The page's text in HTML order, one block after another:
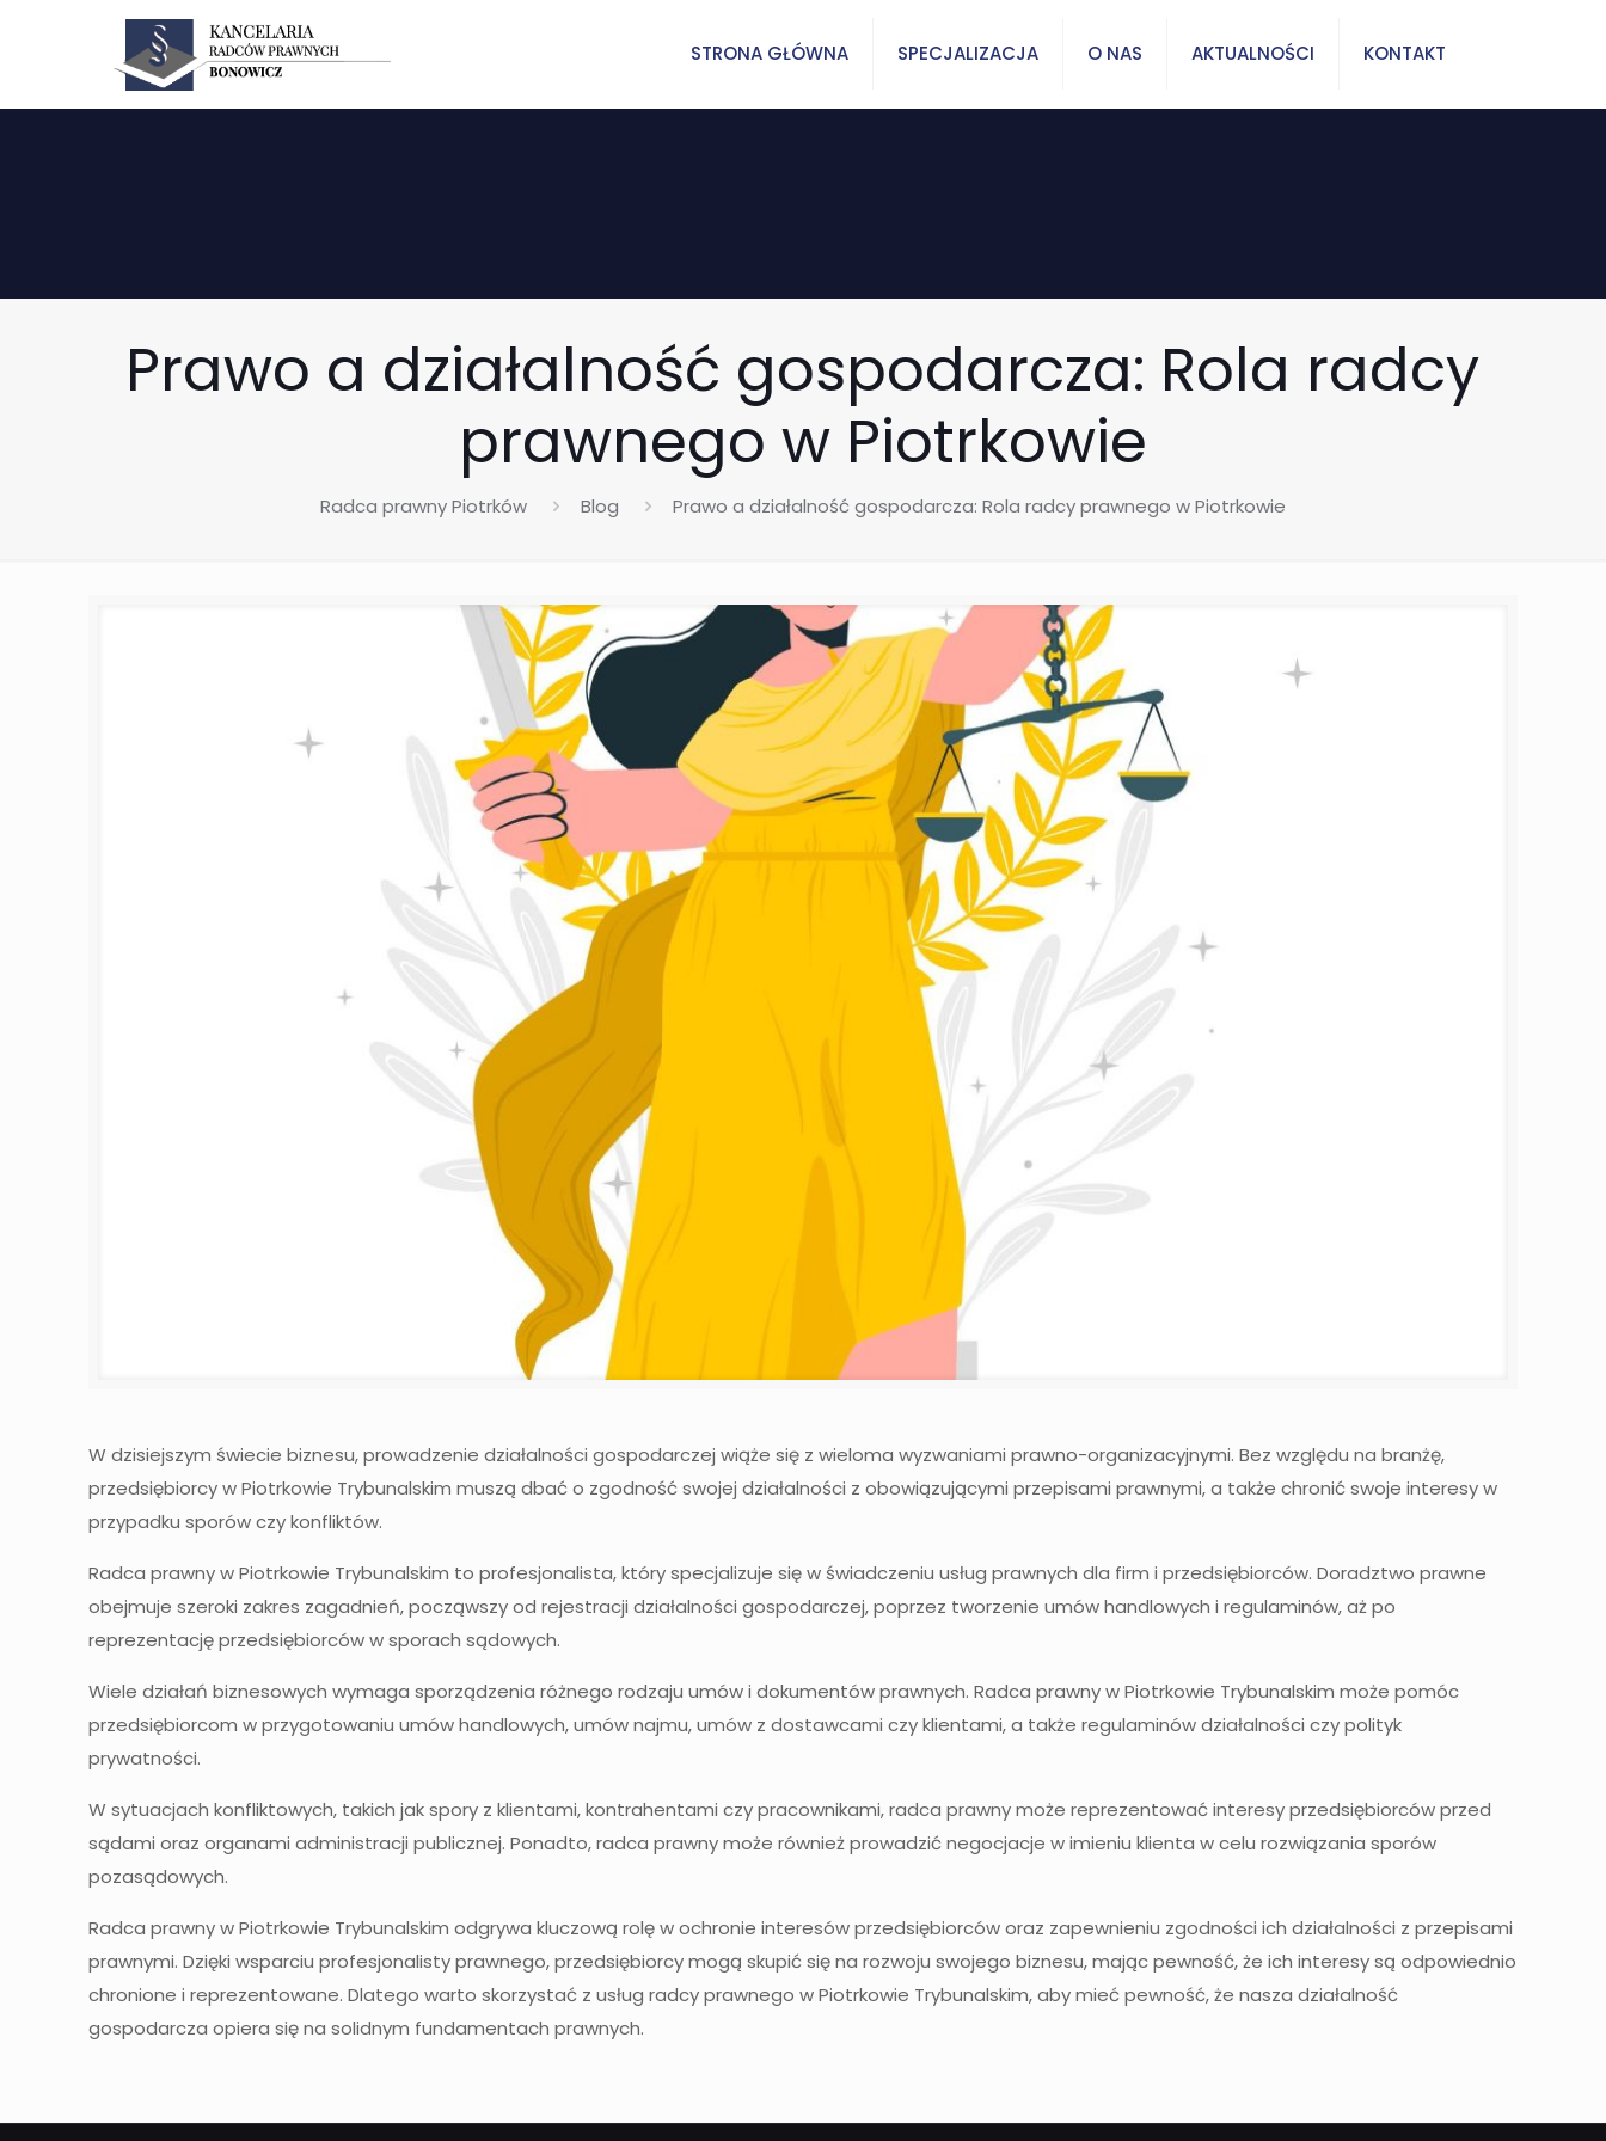
STRONA GŁÓWNA SPECJALIZACJA O NAS AKTUALNOŚCI KONTAKT
Prawo a działalność gospodarcza: Rola radcy
prawnego w Piotrkowie
Radca prawny Piotrków Blog Prawo a działalność gospodarcza: Rola radcy prawnego w Piotrkowie
W dzisiejszym świecie biznesu, prowadzenie działalności gospodarczej wiąże się z wieloma wyzwaniami prawno-organizacyjnymi. Bez względu na branżę,
przedsiębiorcy w Piotrkowie Trybunalskim muszą dbać o zgodność swojej działalności z obowiązującymi przepisami prawnymi, a także chronić swoje interesy w
przypadku sporów czy konfliktów.
Radca prawny w Piotrkowie Trybunalskim to profesjonalista, który specjalizuje się w świadczeniu usług prawnych dla firm i przedsiębiorców. Doradztwo prawne
obejmuje szeroki zakres zagadnień, począwszy od rejestracji działalności gospodarczej, poprzez tworzenie umów handlowych i regulaminów, aż po
reprezentację przedsiębiorców w sporach sądowych.
Wiele działań biznesowych wymaga sporządzenia różnego rodzaju umów i dokumentów prawnych. Radca prawny w Piotrkowie Trybunalskim może pomóc
przedsiębiorcom w przygotowaniu umów handlowych, umów najmu, umów z dostawcami czy klientami, a także regulaminów działalności czy polityk
prywatności.
W sytuacjach konfliktowych, takich jak spory z klientami, kontrahentami czy pracownikami, radca prawny może reprezentować interesy przedsiębiorców przed
sądami oraz organami administracji publicznej. Ponadto, radca prawny może również prowadzić negocjacje w imieniu klienta w celu rozwiązania sporów
pozasądowych.
Radca prawny w Piotrkowie Trybunalskim odgrywa kluczową rolę w ochronie interesów przedsiębiorców oraz zapewnieniu zgodności ich działalności z przepisami
prawnymi. Dzięki wsparciu profesjonalisty prawnego, przedsiębiorcy mogą skupić się na rozwoju swojego biznesu, mając pewność, że ich interesy są odpowiednio
chronione i reprezentowane. Dlatego warto skorzystać z usług radcy prawnego w Piotrkowie Trybunalskim, aby mieć pewność, że nasza działalność
gospodarcza opiera się na solidnym fundamentach prawnych.